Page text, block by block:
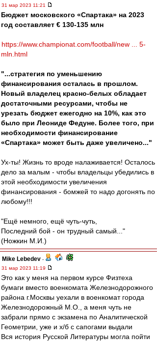
31 мар 2023 11:21
Бюджет московского «Спартака» на 2023
год составляет € 130-135 млн
https://www.championat.com/football/new ... 5-
mln.html
"...стратегия по уменьшению
финансирования осталась в прошлом.
Новый владелец красно-белых обладает
достаточными ресурсами, чтобы не
урезать бюджет ежегодно на 10%, как это
было при Леониде Федуне. Более того, при
необходимости финансирование
«Спартака» может быть даже увеличено..."
Ух-ты! Жизнь то вроде налаживается! Осталось
дело за малым - чтобы владельцы убедились в
этой необходимости увеличения
финансирования - бомжей то надо догонять по
любому!!!
"Ещё немного, ещё чуть-чуть,
Последний бой - он трудный самый..."
(Ножкин М.И.)
Mike Lebedev -
31 мар 2023 11:19
Это как у меня на первом курсе Физтеха
бумаги вместо военкомата Железнодорожного
района г.Москвы уехали в военкомат города
Железнодорожный М.О., а меня чуть не
забрали прямо с экзамена по Аналитической
Геометрии, уже и х/б с сапогами выдали
Вся история Русской Литературы могла пойти